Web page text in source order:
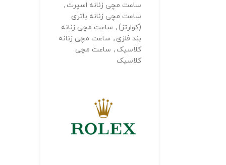
ساعت مچی زنانه اسپرت ,
ساعت مچی زنانه باتری
(کوارتز), ساعت مچی زنانه
بند فلزی , ساعت مچی زنانه
کلاسیک , ساعت مچی
کلاسیک